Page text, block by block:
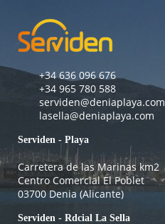
+34 636 096 676
+34 965 780 588
serviden@deniaplaya.com
lasella@deniaplaya.com
Serviden - Playa
Carretera de las Marinas km2
Centro Comercial El Poblet
03700 Denia (Alicante)
Serviden - Rdcial La Sella